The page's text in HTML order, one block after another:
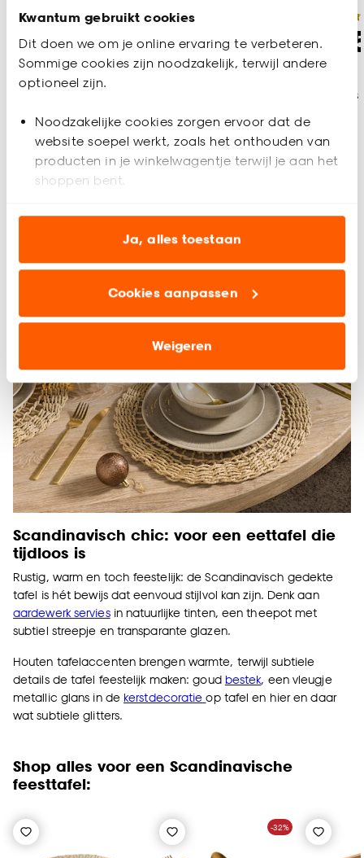
Kwantum gebruikt cookies
Dit doen we om je online ervaring te verbeteren.
Sommige cookies zijn noodzakelijk, terwijl andere
optioneel zijn.
Noodzakelijke cookies zorgen ervoor dat de
website soepel werkt, zoals het onthouden van
producten in je winkelwagentje terwijl je aan het
shoppen bent.
Analytische cookies (optioneel) helpen ons de
website te verbeteren voor jou en al onze andere
Marketing cookies (optioneel) laten jou
relevante informatie en aanbiedingen zien op
advertenties en communicatie.
Klik op ‘Ja, alles toestaan’ om gebruik te maken
van alle cookies, of klik op ‘weigeren’ om alleen de
noodzakelijke cookies te accepteren. Je kunt er ook
voor kiezen om bepaalde cookies wel of niet te
accepteren door op ‘Cookies aanpassen’ te
klikken.
Goed om te weten is dat je deze keuze altijd nog
kan aanpassen, bekijk hiervoor onze
cookieverklaring
.
Ja, alles toestaan
Cookies aanpassen
Weigeren
(0)
6.- 5.- 1.50
22.
Binnen 2-
Scandinavisch chic: voor een eettafel die
tijdloos is
Rustig, warm en toch feestelijk: de Scandinavisch gedekte
tafel is hét bewijs dat eenvoud stijlvol kan zijn. Denk aan
aardewerk serviesin natuurlijke tinten, een theepot met
subtiel streepje en transparanteglazen.
Houten tafelaccenten brengen warmte, terwijl subtiele
details de tafel feestelijk maken: goud bestek, een vleugje
metallic glans in de kerstdecoratieop tafel en hier en daar
wat subtiele glitters.
Shop alles voor een Scandinavische
feesttafel:
-32%